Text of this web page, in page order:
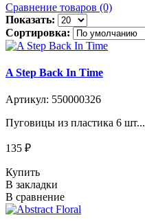
Сравнение товаров (0)
Показать:
Сортировка:
A Step Back In Time
Артикул: 550000326
Пуговицы из пластика 6 шт...
135 ₽
Купить
В закладки
В сравнение